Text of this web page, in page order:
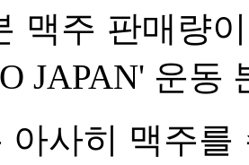
맥주 판매량
JAPAN' 운동
아사히 맥주